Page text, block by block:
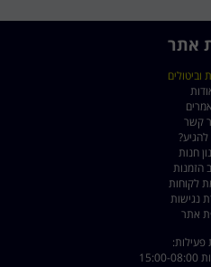
אתר
וביטולים
קשר
להגיע?
חנות
הזמנות
לקוחות
נגישות
אתר
פעילות: